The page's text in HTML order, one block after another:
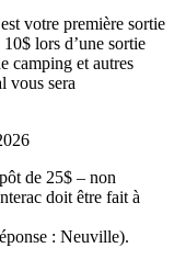
votre première sortie
lors d’une sortie
camping et autres
vous sera
de 25$ – non
doit être fait à
: Neuville).